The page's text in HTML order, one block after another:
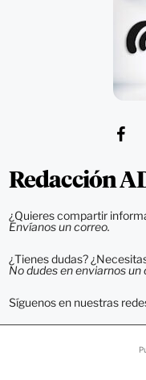
Redacción
¿Quieres compartir
Envíanos un correo.
¿Tienes dudas?
No dudes en enviarnos
Síguenos en nuestras